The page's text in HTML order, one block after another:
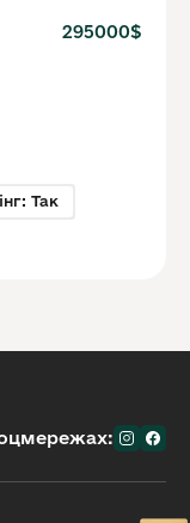
295000$
Так